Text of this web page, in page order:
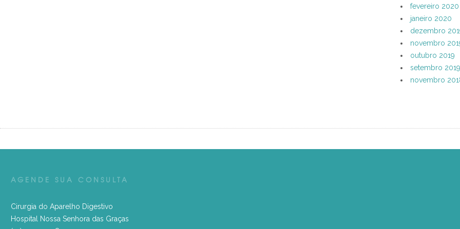
fevereiro 2020
janeiro 2020
dezembro
novembro
outubro 2019
setembro 2019
novembro
AGENDE SUA CONSULTA
Cirurgia do Aparelho Digestivo
Hospital Nossa Senhora das Graças